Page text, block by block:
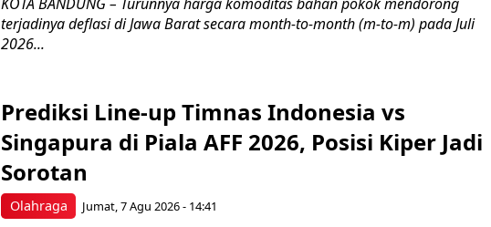
terjadinya deflasi di Jawa Barat secara month-to-month (m-to-m) pada Juli
2026...
Olahraga
Prediksi Line-up Timnas Indonesia vs
Singapura di Piala AFF 2026, Posisi Kiper Jadi
Sorotan
Jumat, 7 Agu 2026 - 14:41